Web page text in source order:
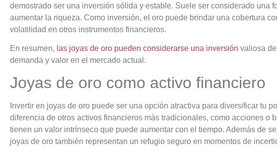
demostrado ser una inversión sólida y estable. Suele ser considerado una
aumentar la riqueza. Como inversión, el oro puede brindar una cobertura
volatilidad en otros instrumentos financieros.
En resumen, las joyas de oro pueden considerarse una inversión valiosa
demanda y valor en el mercado actual.
Joyas de oro como activo financiero
Invertir en joyas de oro puede ser una opción atractiva para diversificar tu
diferencia de otros activos financieros más tradicionales, como acciones o
tienen un valor intrínseco que puede aumentar con el tiempo. Además de
joyas de oro también representan un refugio seguro en momentos de